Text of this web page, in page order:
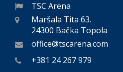
TSC Arena
Maršala Tita 63.
24300 Bačka Topola
office@tscarena.com
+381 24 267 979